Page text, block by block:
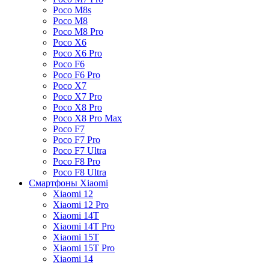
Poco M8s
Poco M8
Poco M8 Pro
Poco X6
Poco X6 Pro
Poco F6
Poco F6 Pro
Poco X7
Poco X7 Pro
Poco X8 Pro
Poco X8 Pro Max
Poco F7
Poco F7 Pro
Poco F7 Ultra
Poco F8 Pro
Poco F8 Ultra
Смартфоны Xiaomi
Xiaomi 12
Xiaomi 12 Pro
Xiaomi 14T
Xiaomi 14T Pro
Xiaomi 15T
Xiaomi 15T Pro
Xiaomi 14